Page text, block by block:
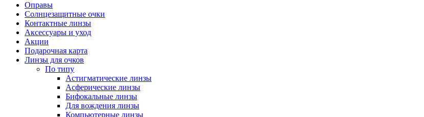
Оправы
Солнцезащитные очки
Контактные линзы
Аксессуары и уход
Акции
Подарочная карта
Линзы для очков
По типу
Астигматические линзы
Асферические линзы
Бифокальные линзы
Для вождения линзы
Компьютерные линзы